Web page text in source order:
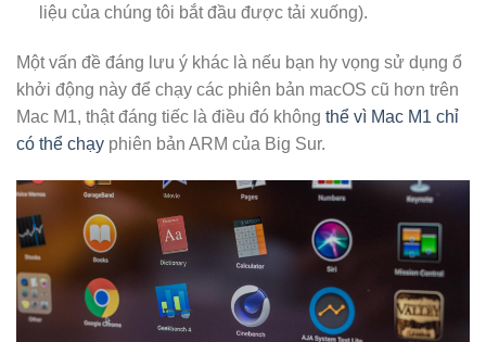
liệu của chúng tôi bắt đầu được tải xuống).
Một vấn đề đáng lưu ý khác là nếu bạn hy vọng sử dụng ổ
khởi động này để chạy các phiên bản macOS cũ hơn trên
Mac M1, thật đáng tiếc là điều đó không thể vì Mac M1 chỉ
có thể chạy phiên bản ARM của Big Sur.